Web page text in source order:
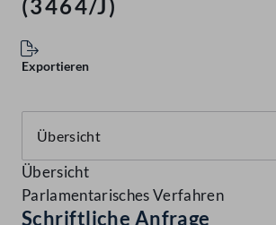
(3464/J)
Exportieren
Übersicht
Parlamentarisches Verfahren
Schriftliche Anfrage